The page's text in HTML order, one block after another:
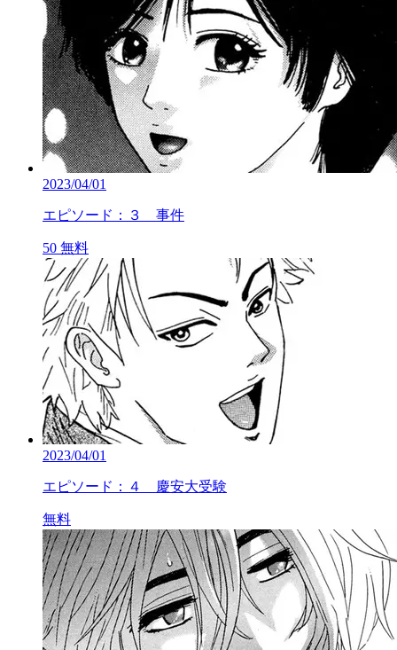
2023/04/01
エピソード：３ 事件
50 無料
2023/04/01
エピソード：４ 慶安大受験
無料